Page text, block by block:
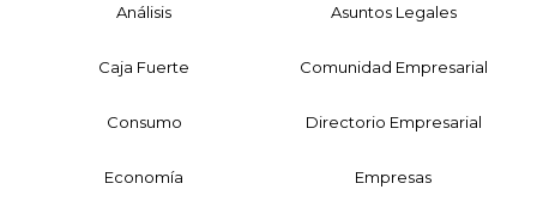
Análisis Asuntos Legales
Caja Fuerte Comunidad Empresarial
Consumo Directorio Empresarial
Economía Empresas